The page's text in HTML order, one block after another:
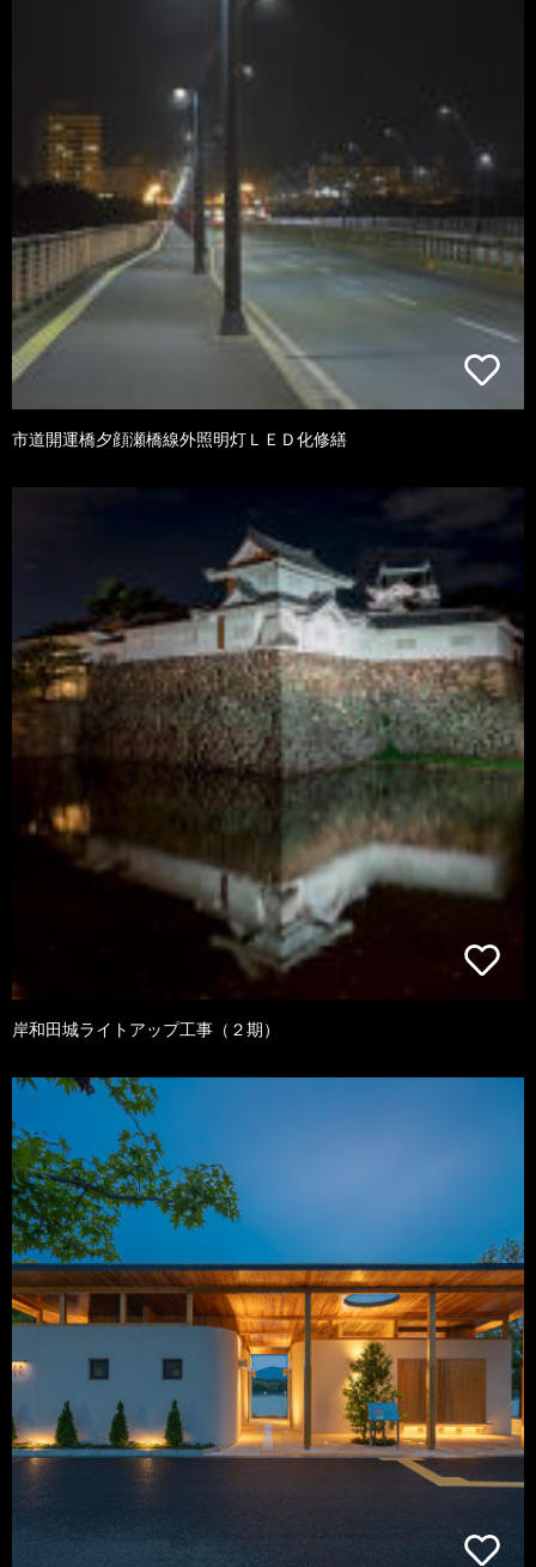
市道開運橋夕顔瀬橋線外照明灯ＬＥＤ化修繕
岸和田城ライトアップ工事（２期）